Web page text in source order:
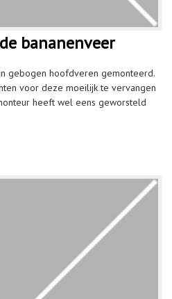
bananenveer
gebogen hoofdveren gemonteerd.
voor deze moeilijk te vervangen
heeft wel eens geworsteld